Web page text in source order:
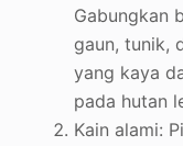
Gabungkan
gaun, tunik,
yang kaya
pada hutan
Kain alami: